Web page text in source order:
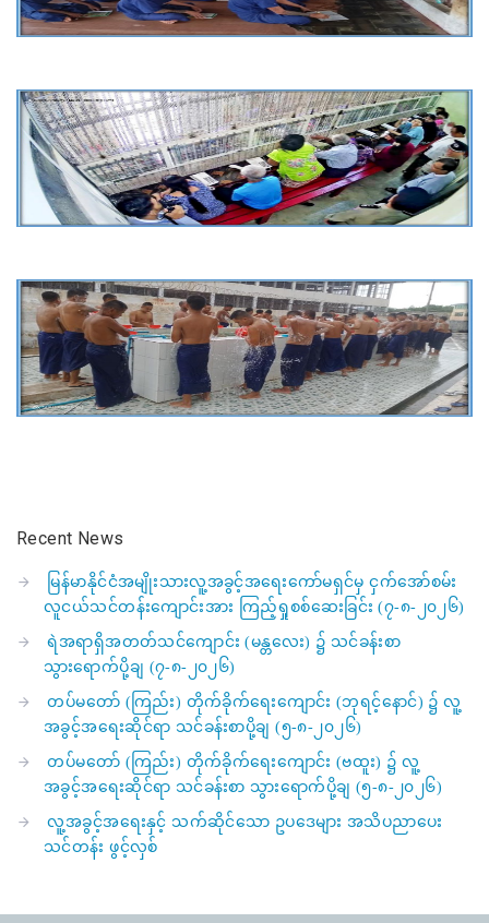
Recent News
မြန်မာနိုင်ငံအမျိုးသားလူ့အခွင့်အရေးကော်မရှင်မှ ငှက်အော်စမ်း
လူငယ်သင်တန်းကျောင်းအား ကြည့်ရှုစစ်ဆေးခြင်း (၇-၈-၂၀၂၆)
ရဲအရာရှိအတတ်သင်ကျောင်း (မန္တလေး) ၌ သင်ခန်းစာ
သွားရောက်ပို့ချ (၇-၈-၂၀၂၆)
တပ်မတော် (ကြည်း) တိုက်ခိုက်ရေးကျောင်း (ဘုရင့်နောင်) ၌ လူ့
အခွင့်အရေးဆိုင်ရာ သင်ခန်းစာပို့ချ (၅-၈-၂၀၂၆)
တပ်မတော် (ကြည်း) တိုက်ခိုက်ရေးကျောင်း (ဗထူး) ၌ လူ့
အခွင့်အရေးဆိုင်ရာ သင်ခန်းစာ သွားရောက်ပို့ချ (၅-၈-၂၀၂၆)
လူ့အခွင့်အရေးနှင့် သက်ဆိုင်သော ဥပဒေများ အသိပညာပေး
သင်တန်း ဖွင့်လှစ်